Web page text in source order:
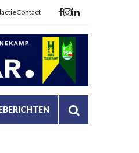
Contact